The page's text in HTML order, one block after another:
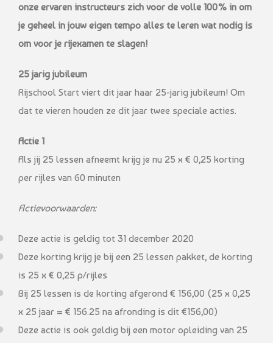
onze ervaren instructeurs zich voor de volle 100% in om
je geheel in jouw eigen tempo alles te leren wat nodig is
om voor je rijexamen te slagen!
25 jarig jubileum
Rijschool Start viert dit jaar haar 25-jarig jubileum! Om
dat te vieren houden ze dit jaar twee speciale acties.
Actie 1
Als jij 25 lessen afneemt krijg je nu 25 x € 0,25 korting
per rijles van 60 minuten
Actievoorwaarden:
Deze actie is geldig tot 31 december 2020
Deze korting krijg je bij een 25 lessen pakket, de korting
is 25 x € 0,25 p/rijles
Bij 25 lessen is de korting afgerond € 156,00 (25 x 0,25
x 25 jaar = € 156.25 na afronding is dit €156,00)
Deze actie is ook geldig bij een motor opleiding van 25